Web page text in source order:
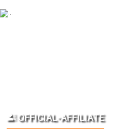
OFFICIAL-AFFILIATE